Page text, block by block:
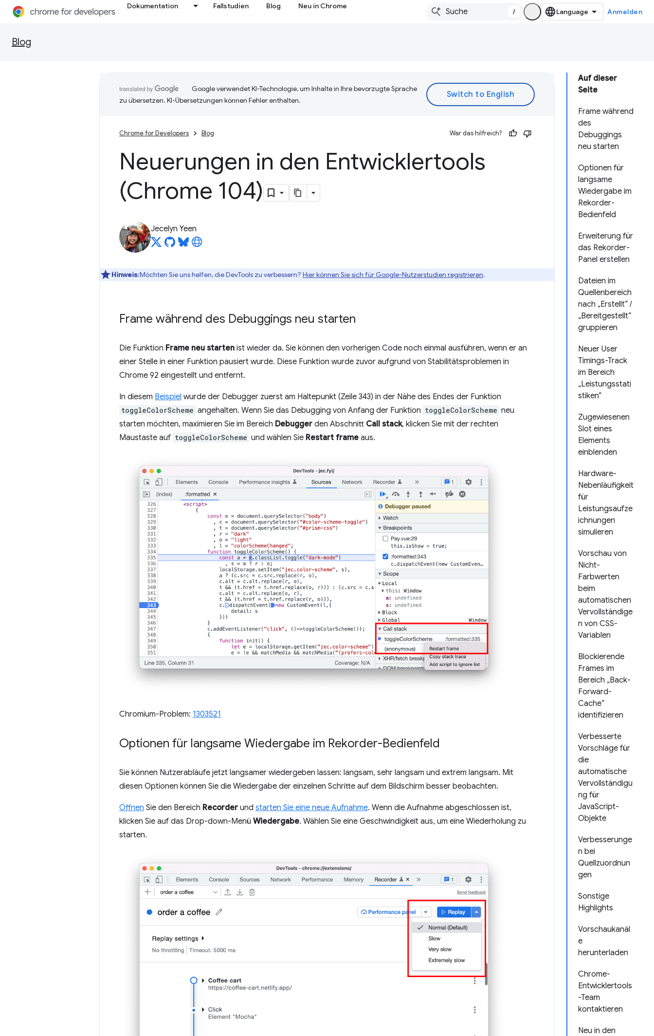
Dokumentation Fallstudien Blog Neu in Chrome
/ Anmelden
Blog
Auf dieser
Seite
Frame während
des
Debuggings
neu starten
Optionen für
langsame
Wiedergabe im
Rekorder-
Bedienfeld
Erweiterung für
das Rekorder-
Panel erstellen
Dateien im
Quellenbereich
nach „Erstellt“ /
„Bereitgestellt“
gruppieren
Neuer User
Timings-Track
im Bereich
„Leistungsstati
stiken“
Zugewiesenen
Slot eines
Elements
einblenden
Hardware-
Nebenläufigkeit
für
Leistungsaufze
ichnungen
simulieren
Vorschau von
Nicht-
Farbwerten
beim
automatischen
Vervollständige
n von CSS-
Variablen
Blockierende
Frames im
Bereich „Back-
Forward-
Cache“
identifizieren
Verbesserte
Vorschläge für
die
automatische
Vervollständigu
ng für
JavaScript-
Objekte
Verbesserunge
n bei
Quellzuordnun
gen
Sonstige
Highlights
Vorschaukanäl
e
herunterladen
Chrome-
Entwicklertools
-Team
kontaktieren
Neu in den
Google verwendet KI-Technologie, um Inhalte in Ihre bevorzugte Sprache
zu übersetzen. KI-Übersetzungen können Fehler enthalten.
Chrome for Developers Blog War das hilfreich?
Neuerungen in den Entwicklertools
(Chrome 104)
Jecelyn Yeen
Hinweis:Möchten Sie uns helfen, die DevTools zu verbessern? Hier können Sie sich für Google-Nutzerstudien registrieren.
Frame während des Debuggings neu starten
Die Funktion Frame neu starten ist wieder da. Sie können den vorherigen Code noch einmal ausführen, wenn er an
einer Stelle in einer Funktion pausiert wurde. Diese Funktion wurde zuvor aufgrund von Stabilitätsproblemen in
Chrome 92 eingestellt und entfernt.
In diesem Beispiel wurde der Debugger zuerst am Haltepunkt (Zeile 343) in der Nähe des Endes der Funktion
toggleColorScheme angehalten. Wenn Sie das Debugging von Anfang der Funktion toggleColorScheme neu
starten möchten, maximieren Sie im Bereich Debugger den Abschnitt Call stack, klicken Sie mit der rechten
Maustaste auf toggleColorScheme und wählen Sie Restart frame aus.
Chromium-Problem: 1303521
Optionen für langsame Wiedergabe im Rekorder-Bedienfeld
Sie können Nutzerabläufe jetzt langsamer wiedergeben lassen: langsam, sehr langsam und extrem langsam. Mit
diesen Optionen können Sie die Wiedergabe der einzelnen Schritte auf dem Bildschirm besser beobachten.
Öffnen Sie den Bereich Recorder und starten Sie eine neue Aufnahme. Wenn die Aufnahme abgeschlossen ist,
klicken Sie auf das Drop-down-Menü Wiedergabe. Wählen Sie eine Geschwindigkeit aus, um eine Wiederholung zu
starten.